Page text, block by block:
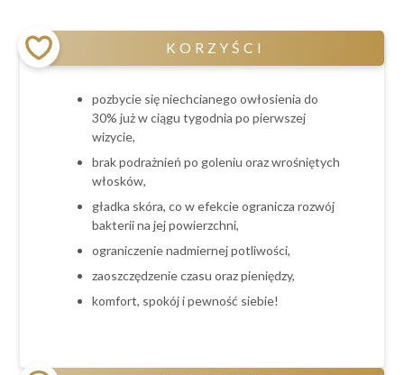
KORZYŚCI
pozbycie się niechcianego owłosienia do
30% już w ciągu tygodnia po pierwszej
wizycie,
brak podrażnień po goleniu oraz wrośniętych
włosków,
gładka skóra, co w efekcie ogranicza rozwój
bakterii na jej powierzchni,
ograniczenie nadmiernej potliwości,
zaoszczędzenie czasu oraz pieniędzy,
komfort, spokój i pewność siebie!